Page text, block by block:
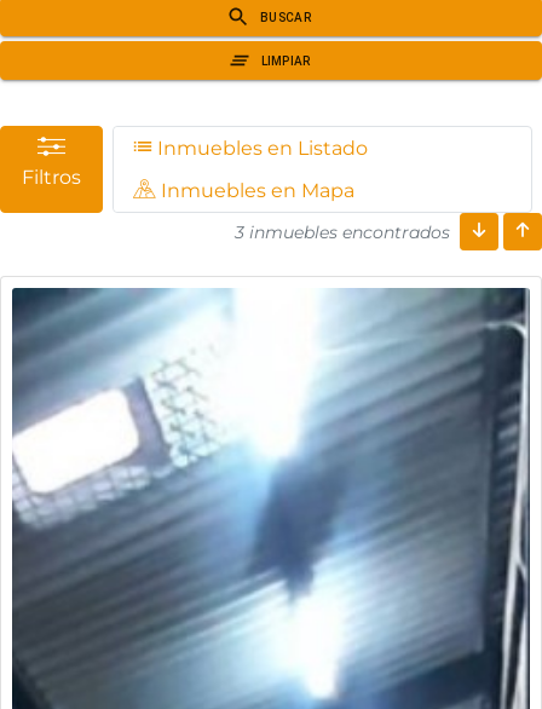
Filtros
Inmuebles en Listado
Inmuebles en Mapa
3 inmuebles encontrados